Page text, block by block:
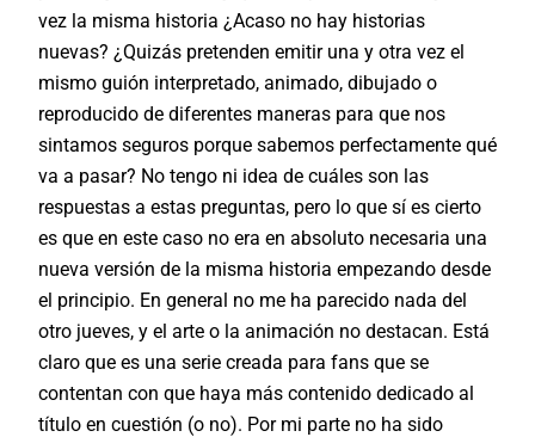
vez la misma historia ¿Acaso no hay historias
nuevas? ¿Quizás pretenden emitir una y otra vez el
mismo guión interpretado, animado, dibujado o
reproducido de diferentes maneras para que nos
sintamos seguros porque sabemos perfectamente qué
va a pasar? No tengo ni idea de cuáles son las
respuestas a estas preguntas, pero lo que sí es cierto
es que en este caso no era en absoluto necesaria una
nueva versión de la misma historia empezando desde
el principio. En general no me ha parecido nada del
otro jueves, y el arte o la animación no destacan. Está
claro que es una serie creada para fans que se
contentan con que haya más contenido dedicado al
título en cuestión (o no). Por mi parte no ha sido